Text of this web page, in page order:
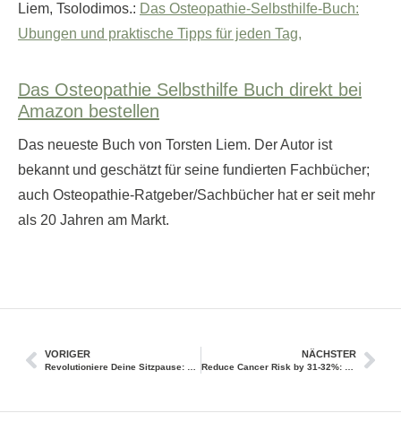
Liem, Tsolodimos.: Das Osteopathie-Selbsthilfe-Buch:
Ubungen und praktische Tipps für jeden Tag,
Das Osteopathie Selbsthilfe Buch direkt bei
Amazon bestellen
Das neueste Buch von Torsten Liem. Der Autor ist
bekannt und geschätzt für seine fundierten Fachbücher;
auch Osteopathie-Ratgeber/Sachbücher hat er seit mehr
als 20 Jahren am Markt.
VORIGER
Revolutioniere Deine Sitzpause: Crunches für Dynamik und Kraft
NÄCHSTER
Reduce Cancer Risk by 31-32%: The Power of Small, Intense Activity Bursts